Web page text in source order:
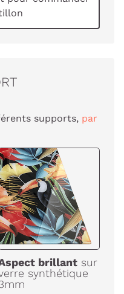
supports, par
brillant sur
synthétique